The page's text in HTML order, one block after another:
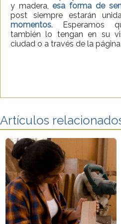
y madera, esa forma de
post siempre estarán
momentos. Esperamos
también lo tengan en su
ciudad o a través de la página
Artículos